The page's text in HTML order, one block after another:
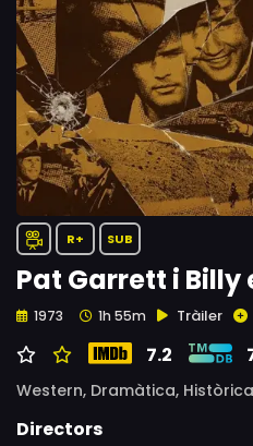
R+ SUB
Pat Garrett i Billy
1973 1h 55m Tràiler
7.2
Western, Dramàtica,
Directors